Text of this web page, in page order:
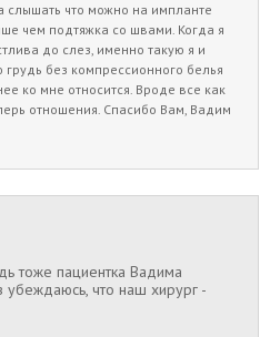
слышать что можно на импланте
чем подтяжка со швами. Когда я
до слез, именно такую я и
без компрессионного белья
ко мне относится. Вроде все как
отношения. Спасибо Вам, Вадим
тоже пациентка Вадима
что наш хирург -